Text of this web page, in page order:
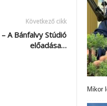
Következő cikk
A Bánfalvy Stúdió
előadása…
Mikor